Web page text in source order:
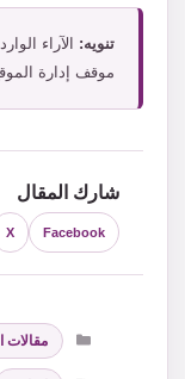
تنويه: الآراء
موقف إدارة
شارك المقال
Facebook
X
التصنيفات
مقالات
الوسوم